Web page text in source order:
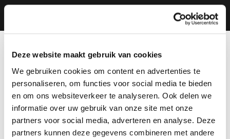
Deze website maakt gebruik van cookies
We gebruiken cookies om content en advertenties te
personaliseren, om functies voor social media te bieden
en om ons websiteverkeer te analyseren. Ook delen we
informatie over uw gebruik van onze site met onze
partners voor social media, adverteren en analyse. Deze
partners kunnen deze gegevens combineren met andere